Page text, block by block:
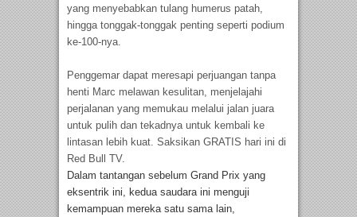
yang menyebabkan tulang humerus patah,
hingga tonggak-tonggak penting seperti podium
ke-100-nya.
Penggemar dapat meresapi perjuangan tanpa
henti Marc melawan kesulitan, menjelajahi
perjalanan yang memukau melalui jalan juara
untuk pulih dan tekadnya untuk kembali ke
lintasan lebih kuat. Saksikan GRATIS hari ini di
Red Bull TV.
Dalam tantangan sebelum Grand Prix yang
eksentrik ini, kedua saudara ini menguji
kemampuan mereka satu sama lain,